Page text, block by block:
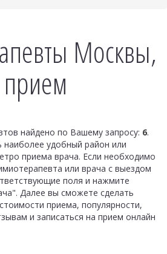
Москвы,
найдено по Вашему запросу: 6.
наиболее удобный район или
приема врача. Если необходимо
или врача с выездом
поля и нажмите
Далее вы сможете сделать
приема, популярности,
и записаться на прием онлайн